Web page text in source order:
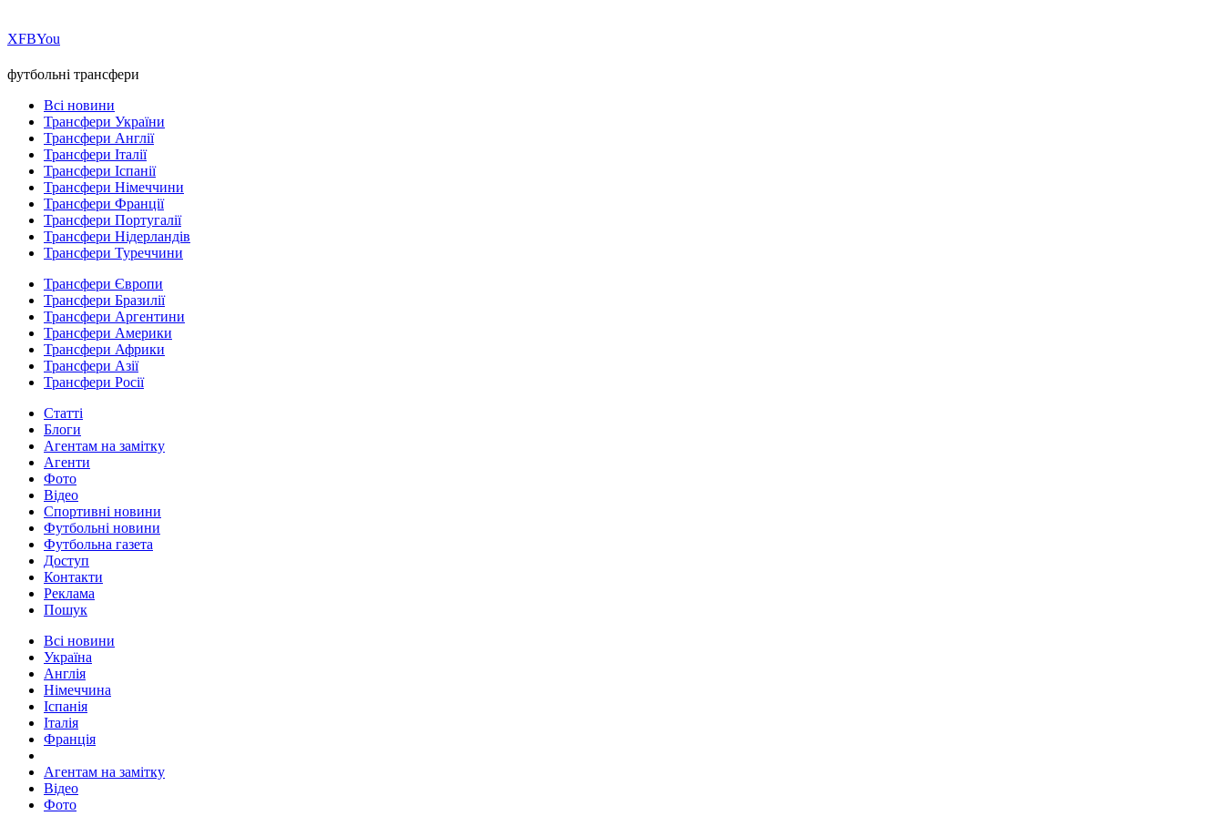
ХFBYou
футбольні трансфери
Всі новини
Трансфери України
Трансфери Англії
Трансфери Італії
Трансфери Іспанії
Трансфери Німеччини
Трансфери Франції
Трансфери Португалії
Трансфери Нідерландів
Трансфери Туреччини
Трансфери Європи
Трансфери Бразилії
Трансфери Аргентини
Трансфери Америки
Трансфери Африки
Трансфери Азії
Трансфери Росії
Статті
Блоги
Агентам на замітку
Агенти
Фото
Відео
Спортивні новини
Футбольні новини
Футбольна газета
Доступ
Контакти
Реклама
Пошук
Всі новини
Україна
Англія
Німеччина
Іспанія
Італія
Франція
Агентам на замітку
Відео
Фото